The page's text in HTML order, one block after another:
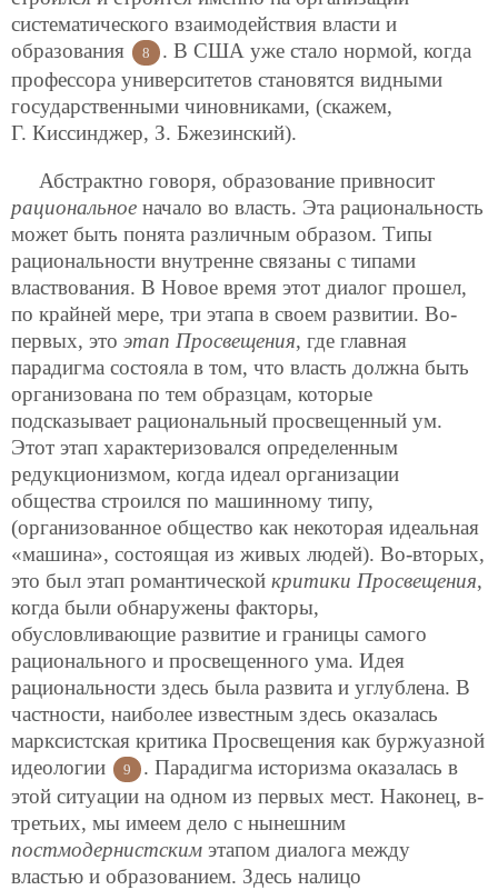
систематического взаимодействия власти и
образования
8
. В США уже стало нормой, когда
профессора университетов становятся видными
государственными чиновниками, (скажем,
Г. Киссинджер, З. Бжезинский).
Абстрактно говоря, образование привносит
рациональное начало во власть. Эта рациональность
может быть понята различным образом. Типы
рациональности внутренне связаны с типами
властвования. В Новое время этот диалог прошел,
по крайней мере, три этапа в своем развитии. Во-
первых, это этап Просвещения, где главная
парадигма состояла в том, что власть должна быть
организована по тем образцам, которые
подсказывает рациональный просвещенный ум.
Этот этап характеризовался определенным
редукционизмом, когда идеал организации
общества строился по машинному типу,
(организованное общество как некоторая идеальная
«машина», состоящая из живых людей). Во-вторых,
это был этап романтической критики Просвещения,
когда были обнаружены факторы,
обусловливающие развитие и границы самого
рационального и просвещенного ума. Идея
рациональности здесь была развита и углублена. В
частности, наиболее известным здесь оказалась
марксистская критика Просвещения как буржуазной
идеологии
9
. Парадигма историзма оказалась в
этой ситуации на одном из первых мест. Наконец, в-
третьих, мы имеем дело с нынешним
постмодернистским этапом диалога между
властью и образованием. Здесь налицо